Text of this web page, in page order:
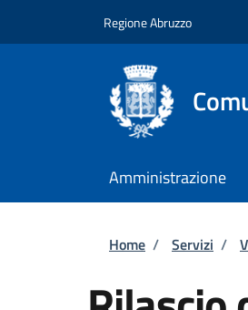
Regione Abruzzo
Amministrazione
Briciole
Home / Servizi /